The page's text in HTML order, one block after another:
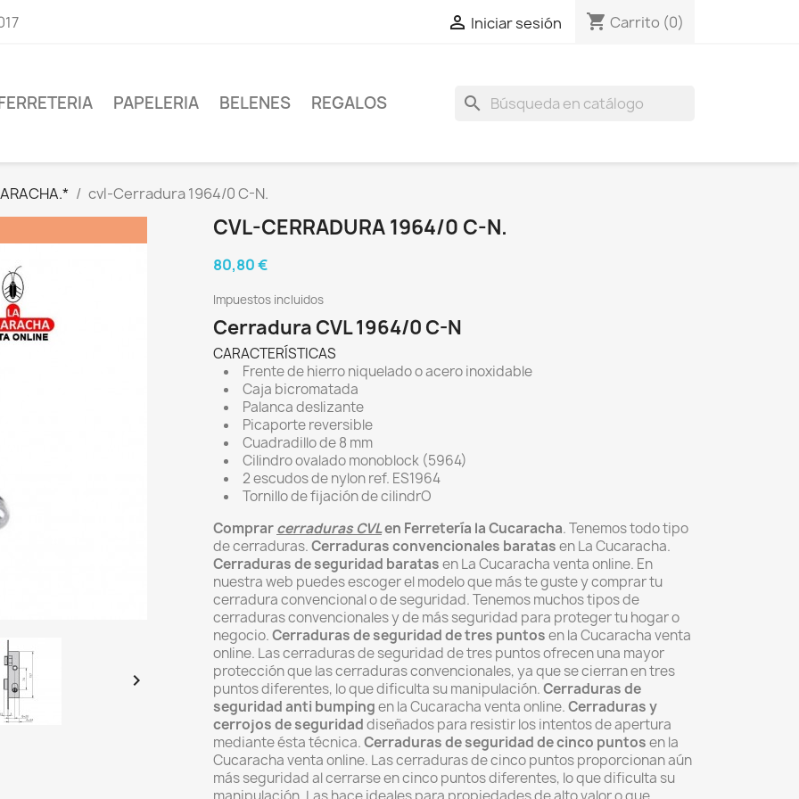
 Iniciar sesión shopping_cart Carrito (0)
PAPELERIA BELENES REGALOS search
cvl-Cerradura 1964/0 C-N.

CVL-CERRADURA 1964/0 C-N.
80,80 €
Impuestos incluidos
Cerradura CVL 1964/0 C-N
CARACTERÍSTICAS
Frente de hierro niquelado o acero inoxidable
Caja bicromatada
Palanca deslizante
Picaporte reversible
Cuadradillo de 8 mm
Cilindro ovalado monoblock (5964)
2 escudos de nylon ref. ES1964
Tornillo de fijación de cilindrO
Comprarcerraduras CVLen Ferretería la Cucaracha. Tenemos todo tipo
de cerraduras.Cerraduras convencionales baratasen La Cucaracha.
Cerraduras de seguridad baratasen La Cucaracha venta online. En
nuestra web puedes escoger el modelo que más te guste y comprar tu
cerradura convencional o de seguridad. Tenemos muchos tipos de
cerraduras convencionales y de más seguridad para proteger tu hogar o
negocio.Cerraduras de seguridad de tres puntosen la Cucaracha venta
online. Las cerraduras de seguridad de tres puntos ofrecen una mayor
protección que las cerraduras convencionales, ya que se cierran en tres
puntos diferentes, lo que dificulta su manipulación.Cerraduras de
seguridad anti bumpingen la Cucaracha venta online.Cerraduras y
cerrojosde seguridaddiseñados para resistir los intentos de apertura
mediante ésta técnica.Cerraduras de seguridad de cinco puntosen la
Cucaracha venta online. Las cerraduras de cinco puntos proporcionan aún
más seguridad al cerrarse en cinco puntos diferentes, lo que dificulta su